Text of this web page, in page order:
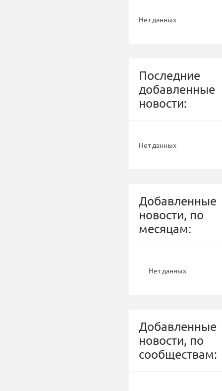
Нет данных
Последние
добавленные
новости:
Нет данных
Добавленные
новости, по
месяцам:
Нет данных
Добавленные
новости, по
сообществам: